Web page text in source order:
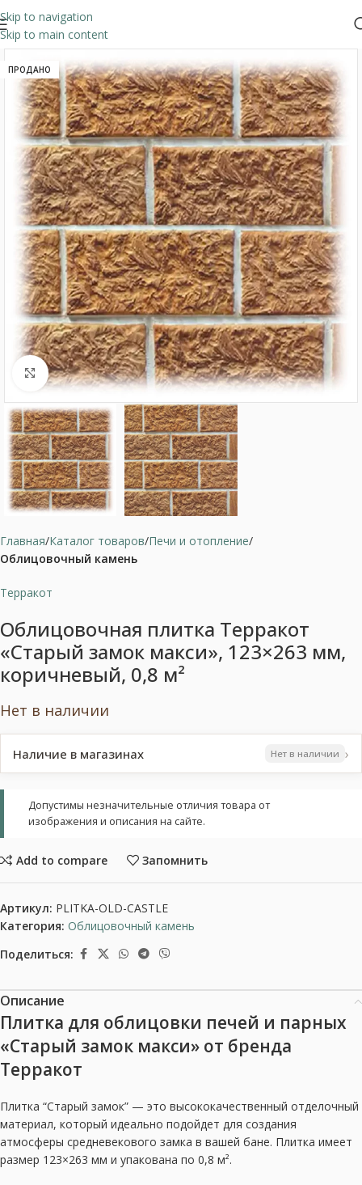
Skip to navigation
Skip to main content
ПРОДАНО
Нажмите, чтобы увеличить
Главная Каталог товаров Печи и отопление
Облицовочный камень
Терракот
Облицовочная плитка Терракот
«Старый замок макси», 123×263 мм,
коричневый, 0,8 м²
Нет в наличии
Наличие в магазинах Нет в наличии ›
Допустимы незначительные отличия товара от
изображения и описания на сайте.
Add to compare Запомнить
Артикул: PLITKA-OLD-CASTLE
Категория: Облицовочный камень
Поделиться:
Описание
Плитка для облицовки печей и парных
«Старый замок макси» от бренда
Терракот
Плитка “Старый замок” — это высококачественный отделочный
материал, который идеально подойдет для создания
атмосферы средневекового замка в вашей бане. Плитка имеет
размер 123×263 мм и упакована по 0,8 м².